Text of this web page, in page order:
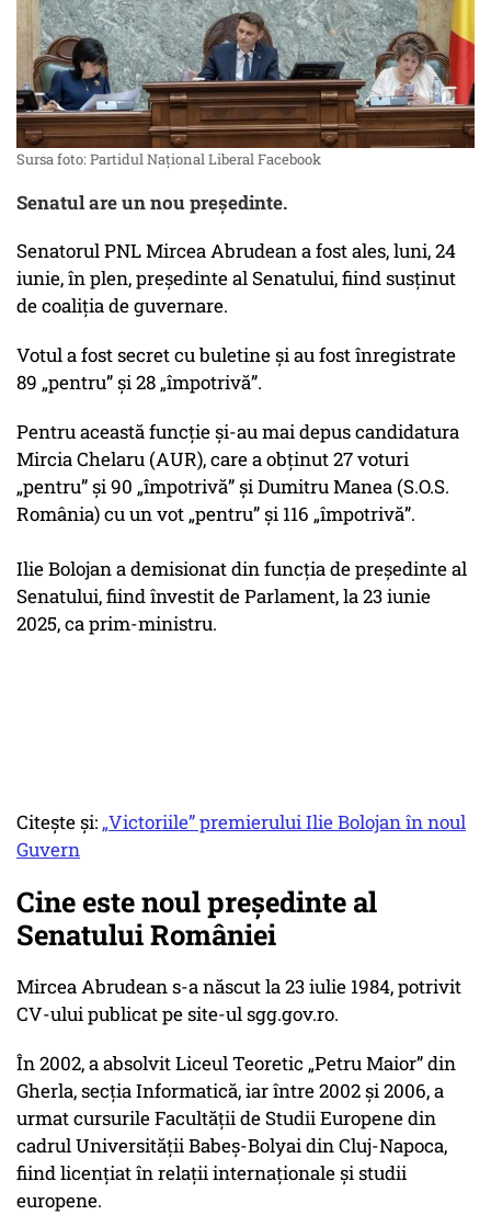
Sursa foto: Partidul Național Liberal Facebook
Senatul are un nou președinte.
Senatorul PNL Mircea Abrudean a fost ales, luni, 24
iunie, în plen, președinte al Senatului, fiind susținut
de coaliția de guvernare.
Votul a fost secret cu buletine și au fost înregistrate
89 „pentru” și 28 „împotrivă”.
Pentru această funcție și-au mai depus candidatura
Mircia Chelaru (AUR), care a obținut 27 voturi
„pentru” și 90 „împotrivă” și Dumitru Manea (S.O.S.
România) cu un vot „pentru” și 116 „împotrivă”.
Ilie Bolojan a demisionat din funcția de președinte al
Senatului, fiind învestit de Parlament, la 23 iunie
2025, ca prim-ministru.
Citește și: „Victoriile” premierului Ilie Bolojan în noul
Guvern
Cine este noul președinte al
Senatului României
Mircea Abrudean s-a născut la 23 iulie 1984, potrivit
CV-ului publicat pe site-ul sgg.gov.ro.
În 2002, a absolvit Liceul Teoretic „Petru Maior” din
Gherla, secția Informatică, iar între 2002 și 2006, a
urmat cursurile Facultății de Studii Europene din
cadrul Universității Babeș-Bolyai din Cluj-Napoca,
fiind licențiat în relații internaționale și studii
europene.